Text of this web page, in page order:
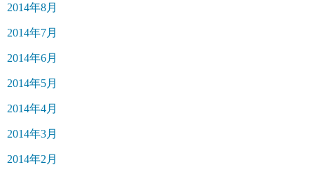
2014年8月
2014年7月
2014年6月
2014年5月
2014年4月
2014年3月
2014年2月